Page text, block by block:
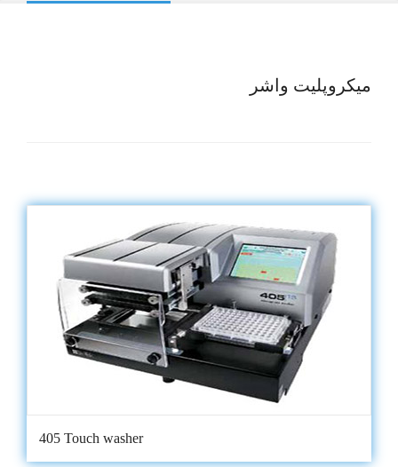
میکروپلیت واشر
405 Touch washer